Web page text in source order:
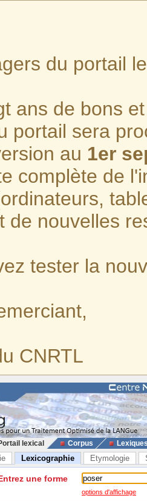
du portail
ans de bons
portail sera
au 1er
complète de
de nouvelles
tester la
CNRTL
lexical Corpus
Lexicographie Etymologie
une forme
options d'affichage